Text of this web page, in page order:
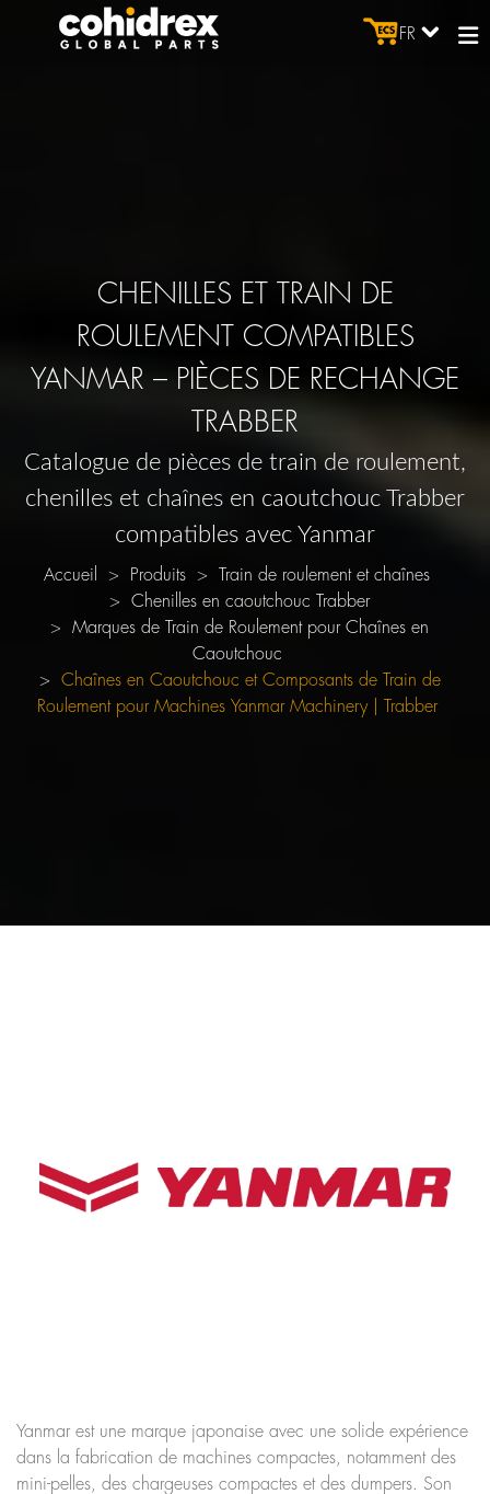
FR
CHENILLES ET TRAIN DE
ROULEMENT COMPATIBLES
YANMAR – PIÈCES DE RECHANGE
TRABBER
Catalogue de pièces de train de roulement,
chenilles et chaînes en caoutchouc Trabber
compatibles avec Yanmar
Accueil Produits
Train de roulement et chaînes
Chenilles en caoutchouc Trabber
Marques de Train de Roulement pour Chaînes en
Caoutchouc
Chaînes en Caoutchouc et Composants de Train de
Roulement pour Machines Yanmar Machinery | Trabber
Yanmar est une marque japonaise avec une solide expérience
dans la fabrication de machines compactes, notamment des
mini-pelles, des chargeuses compactes et des dumpers. Son